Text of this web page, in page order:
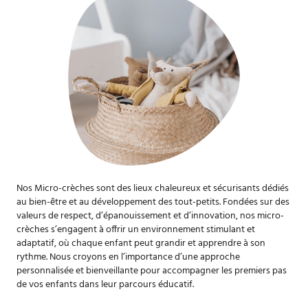
NosMicro-crèches sontdeslieux chaleureux et sécurisants dédiés
au bien-être et au développement des tout-petits. Fondées sur des
valeurs de respect, d’épanouissement et d’innovation, nos micro-
crèches s’engagent à offrir un environnement stimulant et
adaptatif, où chaque enfant peut grandir et apprendre à son
rythme. Nous croyons en l’importance d’une approche
personnalisée et bienveillante pour accompagner les premiers pas
de vos enfants dans leur parcours éducatif.